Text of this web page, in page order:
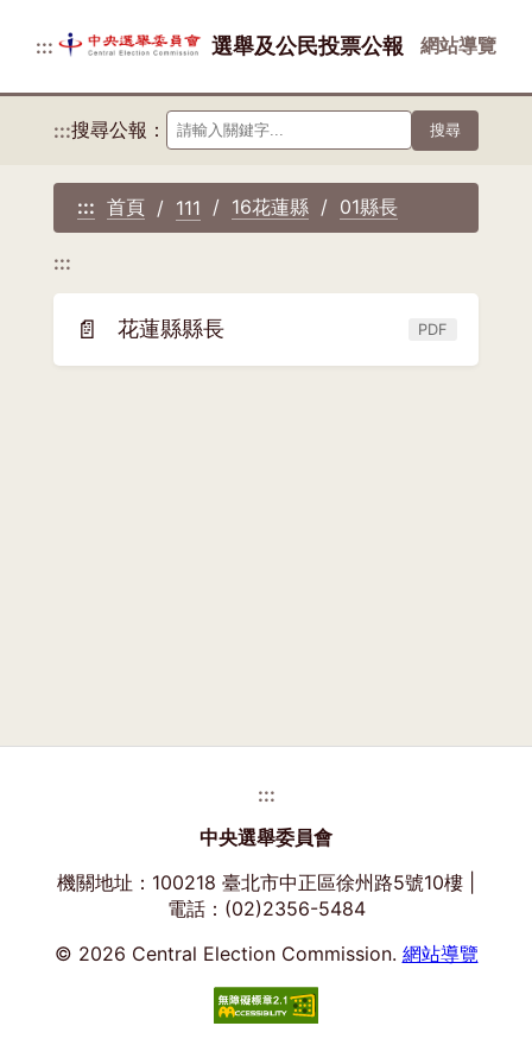
::: 選舉及公民投票公報 網站導覽
:::搜尋公報： 搜尋
::: 首頁 111 16花蓮縣 01縣長
:::
📄 花蓮縣縣長 PDF
(另
開
:::
中央選舉委員會
機關地址：100218 臺北市中正區徐州路5號10樓 |
電話：(02)2356-5484
© 2026 Central Election Commission. 網站導覽